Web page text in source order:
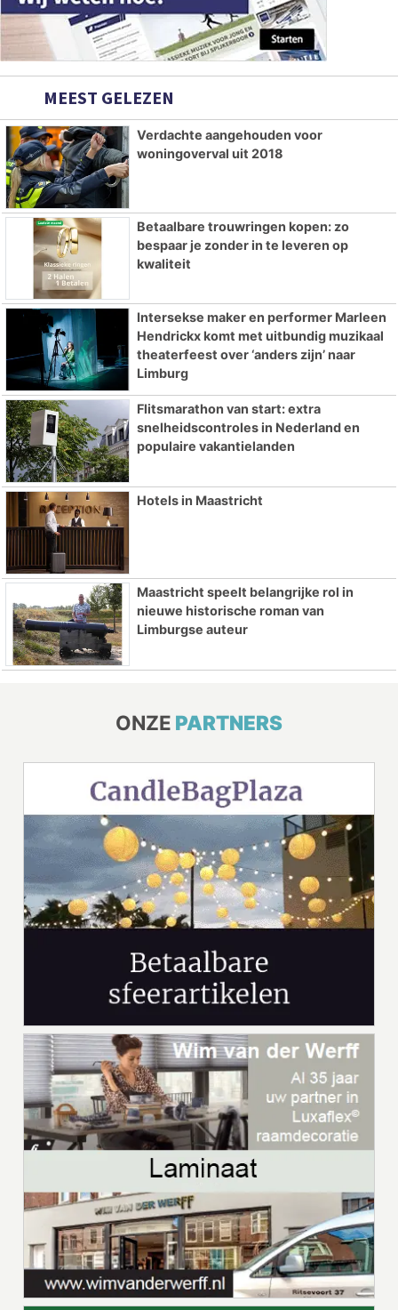
MEEST GELEZEN
Verdachte aangehouden voor
woningoverval uit 2018
Betaalbare trouwringen kopen: zo
bespaar je zonder in te leveren op
kwaliteit
Intersekse maker en performer Marleen
Hendrickx komt met uitbundig muzikaal
theaterfeest over ‘anders zijn’ naar
Limburg
Flitsmarathon van start: extra
snelheidscontroles in Nederland en
populaire vakantielanden
Hotels in Maastricht
Maastricht speelt belangrijke rol in
nieuwe historische roman van
Limburgse auteur
ONZE PARTNERS